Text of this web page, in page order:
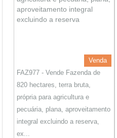
Venda
FAZ977 - Vende Fazenda de
820 hectares, terra bruta,
própria para agricultura e
pecuária, plana, aproveitamento
integral excluindo a reserva,
ex...